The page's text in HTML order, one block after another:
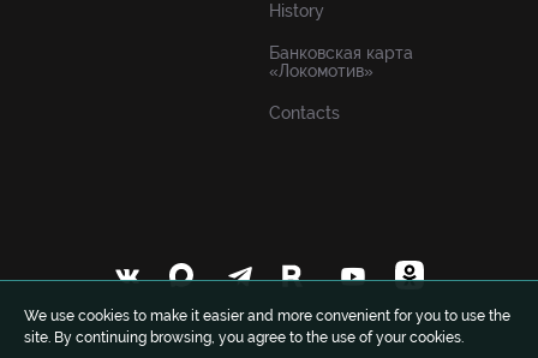
We use cookies to make it easier and more convenient for you to use the
site. By continuing browsing, you agree to the use of your cookies.
History
Банковская карта
«Локомотив»
Contacts